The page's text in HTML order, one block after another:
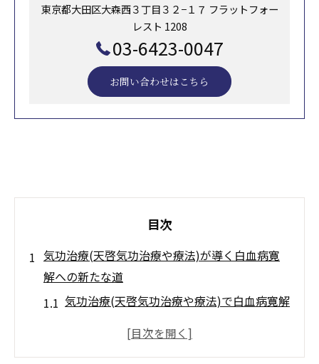
東京都大田区大森西３丁目３２−１７ フラットフォー
レスト 1208
03-6423-0047
お問い合わせはこちら
目次
気功治療(天啓気功治療や療法)が導く白血病寛
解への新たな道
気功治療(天啓気功治療や療法)で白血病寛解
気功治療(天啓気功治療や療法)の伝統が難病